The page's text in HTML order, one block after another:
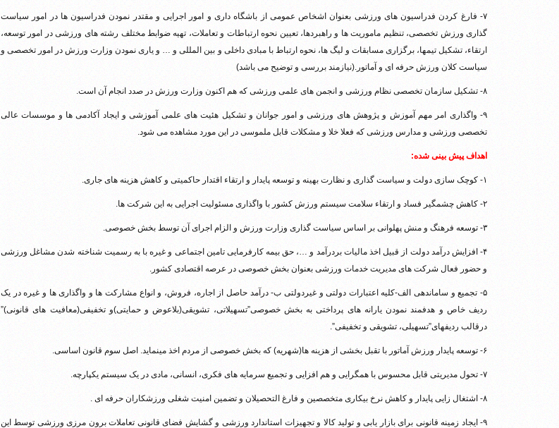
۷- فارغ کردن فدراسیون های ورزشی بعنوان اشخاص عمومی از باشگاه داری و امور اجرایی و مقتدر نمودن فدراسیون ها در امور سیاست
گذاری ورزش تخصصی، تنظیم ماموریت ها و راهبردها، تعیین نحوه ارتباطات و تعاملات، تهیه ضوابط مختلف رشته های ورزشی در امور توسعه،
ارتقاء، تشکیل تیمها، برگزاری مسابقات و لیگ ها، نحوه ارتباط با مبادی داخلی و بین المللی و … و یاری نمودن وزارت ورزش در امور تخصصی و
سیاست کلان ورزش حرفه ای و آماتور.(نیازمند بررسی و توضیح می باشد)
۸- تشکیل سازمان تخصصی نظام ورزشی و انجمن های علمی ورزشی که هم اکنون وزارت ورزش در صدد انجام آن است.
۹- واگذاری امر مهم آموزش و پژوهش های ورزشی و امور جوانان و تشکیل هئیت های علمی آموزشی و ایجاد آکادمی ها و موسسات عالی
تخصصی ورزشی و مدارس ورزشی که فعلا خلا و مشکلات قابل ملموسی در این مورد مشاهده می شود.
اهداف پیش بینی شده:
۱- کوچک سازی دولت و سیاست گذاری و نظارت بهینه و توسعه پایدار و ارتقاء اقتدار حاکمیتی و کاهش هزینه های جاری.
۲- کاهش چشمگیر فساد و ارتقاء سلامت سیستم ورزش کشور با واگذاری مسئولیت اجرایی به این شرکت ها.
۳- توسعه فرهنگ و منش پهلوانی بر اساس سیاست گذاری وزارت ورزش و الزام اجرای آن توسط بخش خصوصی.
۴- افزایش درآمد دولت از قبیل اخذ مالیات بردرآمد و …، حق بیمه کارفرمایی تامین اجتماعی و غیره با به رسمیت شناخته شدن مشاغل ورزشی
و حضور فعال شرکت های مدیریت خدمات ورزشی بعنوان بخش خصوصی در عرصه اقتصادی کشور.
۵- تجمیع و ساماندهی الف-کلیه اعتبارات دولتی و غیردولتی ب- درآمد حاصل از اجاره، فروش، و انواع مشارکت ها و واگذاری ها و غیره در یک
ردیف خاص و هدفمند نمودن یارانه های پرداختی به بخش خصوصی”تسهیلاتی، تشویقی(بلاعوض و حمایتی)و تخفیفی(معافیت های قانونی)”
درقالب ردیفهای”تسهیلی، تشویقی و تخفیفی”.
۶- توسعه پایدار ورزش آماتور با تقبل بخشی از هزینه ها(شهریه) که بخش خصوصی از مردم اخذ مینماید. اصل سوم قانون اساسی.
۷- تحول مدیریتی قابل محسوس با همگرایی و هم افزایی و تجمیع سرمایه های فکری، انسانی، مادی در یک سیستم یکپارچه.
۸- اشتغال زایی پایدار و کاهش نرخ بیکاری متخصصین و فارغ التحصیلان و تضمین امنیت شغلی ورزشکاران حرفه ای .
۹- ایجاد زمینه قانونی برای بازار یابی و تولید کالا و تجهیزات استاندارد ورزشی و گشایش فضای قانونی تعاملات برون مرزی ورزشی توسط این